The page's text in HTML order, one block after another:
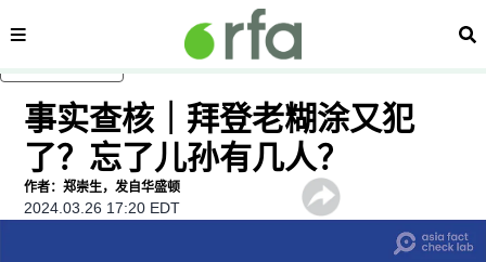
内容分类 搜
事实查核｜拜登老糊涂又犯
了？忘了儿孙有几人？
作者：郑崇生，发自华盛顿
2024.03.26 17:20 EDT